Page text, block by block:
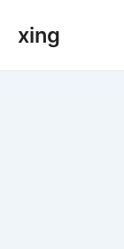
xing